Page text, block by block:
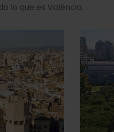
lo que es València.